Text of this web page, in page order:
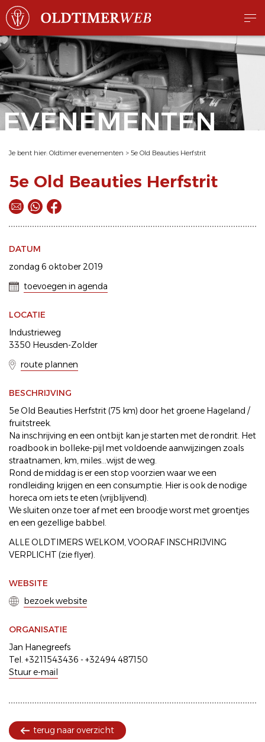
EVENEMENTEN
Je bent hier: Oldtimer evenementen > 5e Old Beauties Herfstrit
5e Old Beauties Herfstrit
DATUM
zondag 6 oktober 2019
toevoegen in agenda
LOCATIE
Industrieweg
3350 Heusden-Zolder
route plannen
BESCHRIJVING
5e Old Beauties Herfstrit (75 km) door het groene Hageland /
fruitstreek.
Na inschrijving en een ontbijt kan je starten met de rondrit. Het
roadbook in bolleke-pijl met voldoende aanwijzingen zoals
straatnamen, km, miles...wijst de weg.
Rond de middag is er een stop voorzien waar we een
rondleiding krijgen en een consumptie. Hier is ook de nodige
horeca om iets te eten (vrijblijvend).
We sluiten onze toer af met een broodje worst met groentjes
en een gezellige babbel.
ALLE OLDTIMERS WELKOM, VOORAF INSCHRIJVING
VERPLICHT (zie flyer).
WEBSITE
bezoek website
ORGANISATIE
Jan Hanegreefs
Tel. +3211543436 - +32494 487150
Stuur e-mail
terug naar overzicht